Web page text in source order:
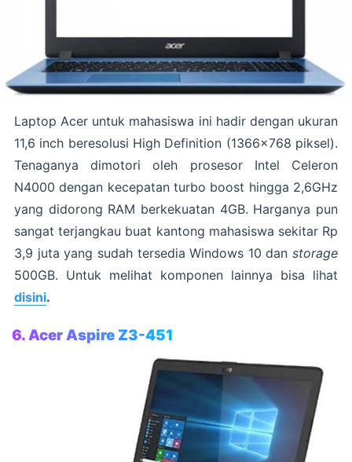
Laptop Acer untuk mahasiswa ini hadir dengan ukuran
11,6 inch beresolusi High Definition (1366×768 piksel).
Tenaganya dimotori oleh prosesor Intel Celeron
N4000 dengan kecepatan turbo boost hingga 2,6GHz
yang didorong RAM berkekuatan 4GB. Harganya pun
sangat terjangkau buat kantong mahasiswa sekitar Rp
3,9 juta yang sudah tersedia Windows 10 dan storage
500GB. Untuk melihat komponen lainnya bisa lihat
disini.
6. Acer Aspire Z3-451